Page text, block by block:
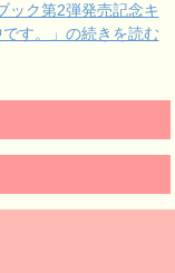
ック第2弾発売記念キ
す。」の続きを読む